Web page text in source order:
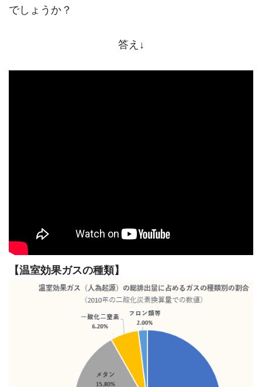
でしょうか？
答え↓
【温室効果ガスの種類】